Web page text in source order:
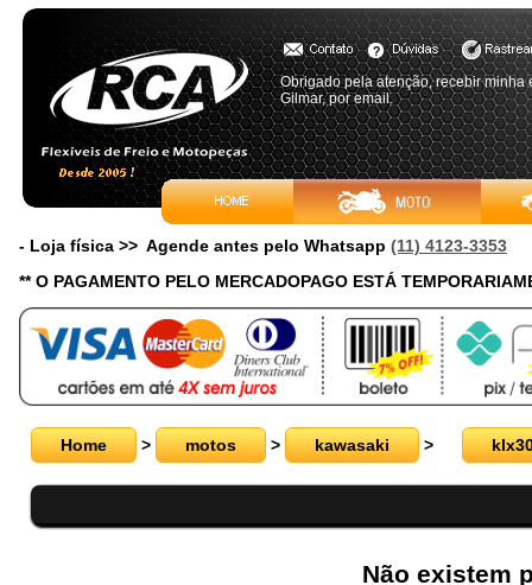
Obrigado pela atenção, recebir
Gilmar, por email.
- Loja física >> Agende antes pelo Whatsapp (11) 4123-3353
** O PAGAMENTO PELO MERCADOPAGO ESTÁ
Home > motos > kawasaki >
Não existem